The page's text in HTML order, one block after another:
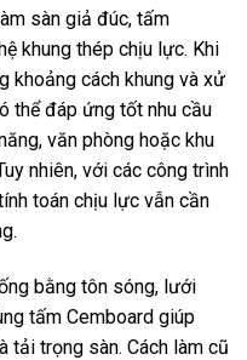
sàn giả đúc, tấm
khung thép chịu lực. Khi
khoảng cách khung và xử
thể đáp ứng tốt nhu cầu
văn phòng hoặc khu
nhiên, với các công trình
toán chịu lực vẫn cần
bằng tôn sóng, lưới
tấm Cemboard giúp
tải trọng sàn. Cách làm cũ